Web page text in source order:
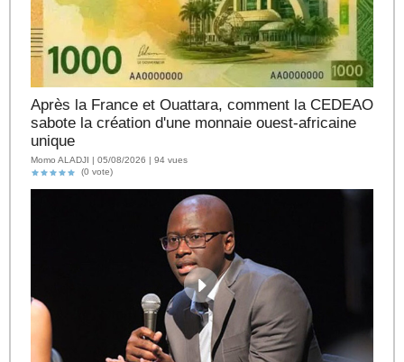
Après la France et Ouattara, comment la CEDEAO
sabote la création d'une monnaie ouest-africaine
unique
Momo ALADJI | 05/08/2026 | 94 vues
(0 vote)